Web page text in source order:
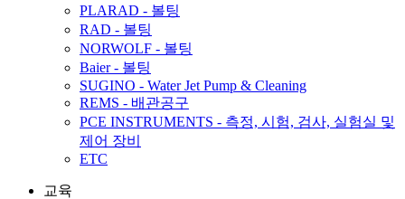
PLARAD - 볼팅
RAD - 볼팅
NORWOLF - 볼팅
Baier - 볼팅
SUGINO - Water Jet Pump & Cleaning
REMS - 배관공구
PCE INSTRUMENTS - 측정, 시험, 검사, 실험실 및
제어 장비
ETC
교육